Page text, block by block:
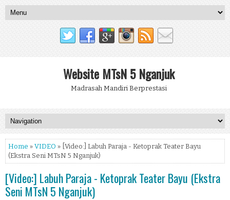
Website MTsN 5 Nganjuk
Madrasah Mandiri Berprestasi
Home » VIDEO » [Video:] Labuh Paraja - Ketoprak Teater Bayu
(Ekstra Seni MTsN 5 Nganjuk)
[Video:] Labuh Paraja - Ketoprak Teater Bayu (Ekstra
Seni MTsN 5 Nganjuk)